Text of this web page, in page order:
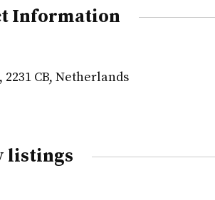
Information
2231 CB, Netherlands
listings